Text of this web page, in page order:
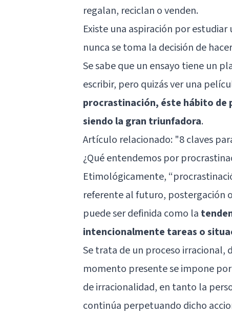
regalan, reciclan o venden.
Existe una aspiración por
nunca se toma la decisión de
Se sabe que un ensayo tiene un
escribir, pero quizás ver una
procrastinación, éste hábito
siendo la gran triunfadora.
Artículo relacionado: "8 claves
¿Qué entendemos por
Etimológicamente,
referente al futuro, postergación
puede ser definida como la
intencionalmente tareas o
Se trata de un proceso irracional,
momento presente se impone
de irracionalidad, en tanto la
continúa perpetuando dicho